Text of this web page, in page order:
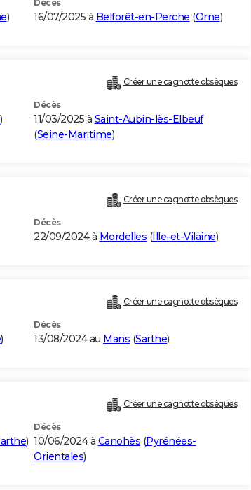
)
Décès
16/07/2025 à Belforêt-en-Perche (Orne)
Créer une cagnotte obsèques
)
Décès
11/03/2025 à Saint-Aubin-lès-Elbeuf
(Seine-Maritime)
Créer une cagnotte obsèques
Décès
22/09/2024 à Mordelles (Ille-et-Vilaine)
Créer une cagnotte obsèques
)
Décès
13/08/2024 au Mans (Sarthe)
Créer une cagnotte obsèques
)
Décès
10/06/2024 à Canohès (Pyrénées-
Orientales)